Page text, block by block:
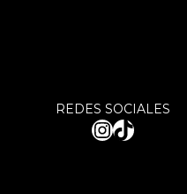
REDES SOCIALES
Instagram
TikTok